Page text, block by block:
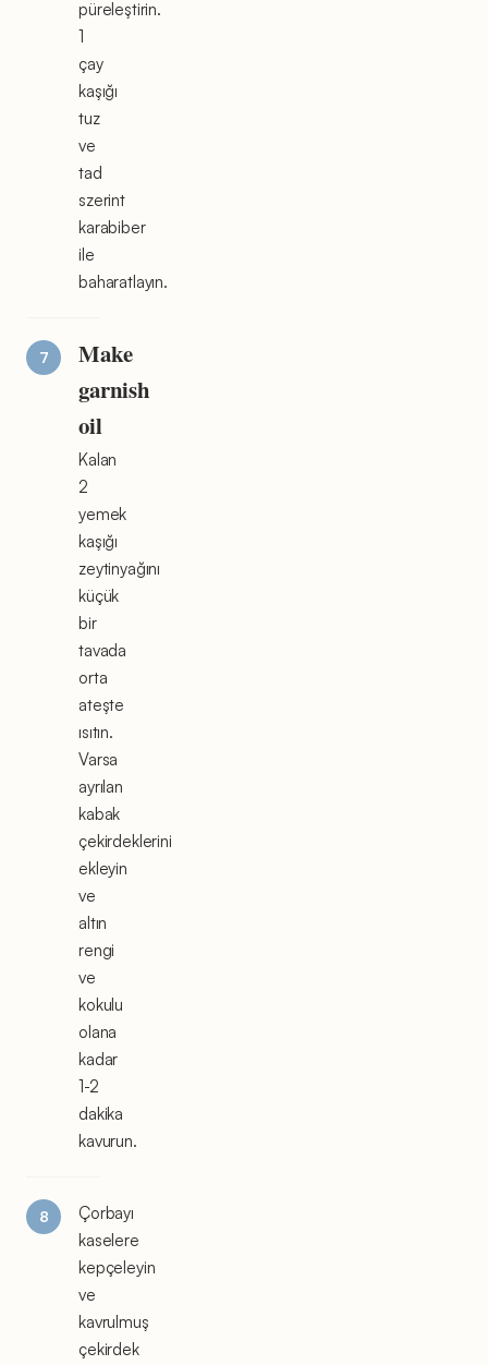
püreleştirin.
1
çay
kaşığı
tuz
ve
tad
szerint
karabiber
ile
baharatlayın.
Make
garnish
oil
Kalan
2
yemek
kaşığı
zeytinyağını
küçük
bir
tavada
orta
ateşte
ısıtın.
Varsa
ayrılan
kabak
çekirdeklerini
ekleyin
ve
altın
rengi
ve
kokulu
olana
kadar
1-2
dakika
kavurun.
Çorbayı
kaselere
kepçeleyin
ve
kavrulmuş
çekirdek